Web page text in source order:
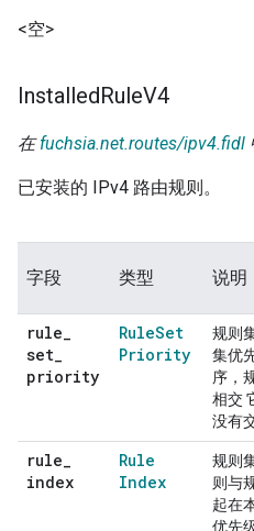
<空>
InstalledRuleV4
在fuchsia.net.routes/ipv4.fidl
已安装的 IPv4 路由规则。
字段 类型 说明
rule_
set_
priority
RuleSet
Priority
规则
集优
序，
相交
没有
rule_
index
Rule
Index
规则
则与
起在
优先